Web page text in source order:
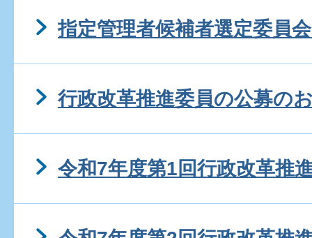
指定管理者候補者選定委員
行政改革推進委員の公募の
令和7年度第1回行政改革推